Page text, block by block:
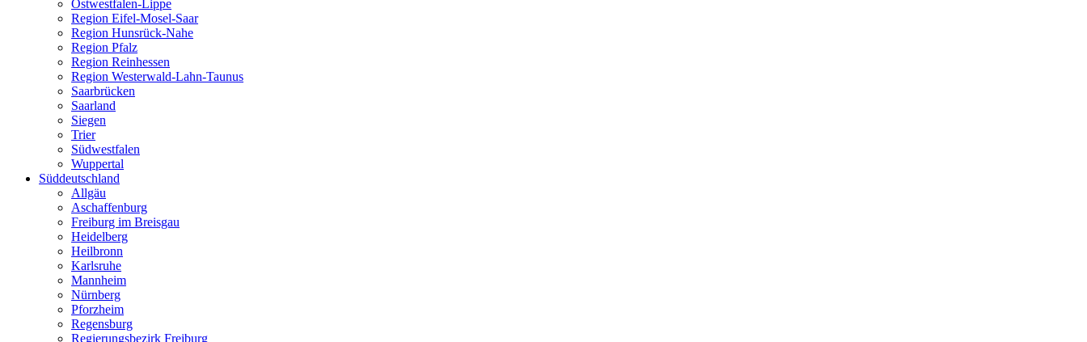
Ostwestfalen-Lippe
Region Eifel-Mosel-Saar
Region Hunsrück-Nahe
Region Pfalz
Region Reinhessen
Region Westerwald-Lahn-Taunus
Saarbrücken
Saarland
Siegen
Trier
Südwestfalen
Wuppertal
Süddeutschland
Allgäu
Aschaffenburg
Freiburg im Breisgau
Heidelberg
Heilbronn
Karlsruhe
Mannheim
Nürnberg
Pforzheim
Regensburg
Regierungsbezirk Freiburg